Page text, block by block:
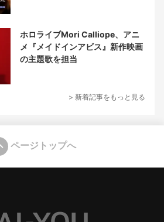
ホロライブMori Calliope、アニ
メ『メイドインアビス』新作映画
の主題歌を担当
> 新着記事をもっと見る
ページトップへ